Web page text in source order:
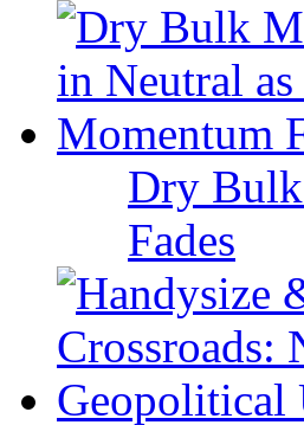
Dry
Fades